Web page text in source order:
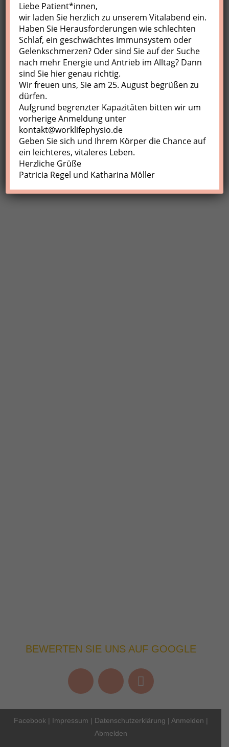
Nächste Kurse
Keine Veranstaltungen
Profil
Meine Buchungen
Abmelden
BEWERTEN SIE UNS AUF GOOGLE
Facebook | Impressum | Datenschutzerklärung | Anmelden |
Abmelden
Liebe Patient*innen,
wir laden Sie herzlich zu unserem Vitalabend ein.
Haben Sie Herausforderungen wie schlechten
Schlaf, ein geschwächtes Immunsystem oder
Gelenkschmerzen? Oder sind Sie auf der Suche
nach mehr Energie und Antrieb im Alltag? Dann
sind Sie hier genau richtig.
Wir freuen uns, Sie am 25. August begrüßen zu
dürfen.
Aufgrund begrenzter Kapazitäten bitten wir um
vorherige Anmeldung unter
kontakt@worklifephysio.de
Geben Sie sich und Ihrem Körper die Chance auf
ein leichteres, vitaleres Leben.
Herzliche Grüße
Patricia Regel und Katharina Möller